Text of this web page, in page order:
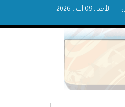
الأحد ، 09 آب ، 2026